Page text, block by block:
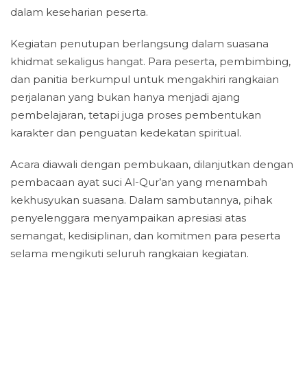
dalam keseharian peserta.
Kegiatan penutupan berlangsung dalam suasana
khidmat sekaligus hangat. Para peserta, pembimbing,
dan panitia berkumpul untuk mengakhiri rangkaian
perjalanan yang bukan hanya menjadi ajang
pembelajaran, tetapi juga proses pembentukan
karakter dan penguatan kedekatan spiritual.
Acara diawali dengan pembukaan, dilanjutkan dengan
pembacaan ayat suci Al-Qur’an yang menambah
kekhusyukan suasana. Dalam sambutannya, pihak
penyelenggara menyampaikan apresiasi atas
semangat, kedisiplinan, dan komitmen para peserta
selama mengikuti seluruh rangkaian kegiatan.